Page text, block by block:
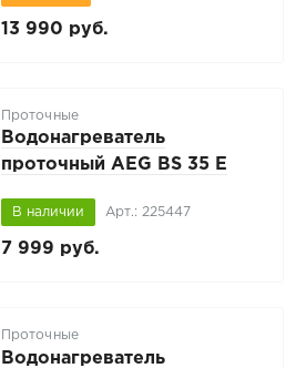
13 990 руб.
Проточные
Водонагреватель
проточный AEG BS 35 E
7 999 руб.
В наличии Арт.: 225447
Проточные
Водонагреватель